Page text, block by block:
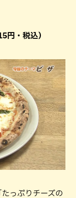
円・税込）
っぷりチーズの